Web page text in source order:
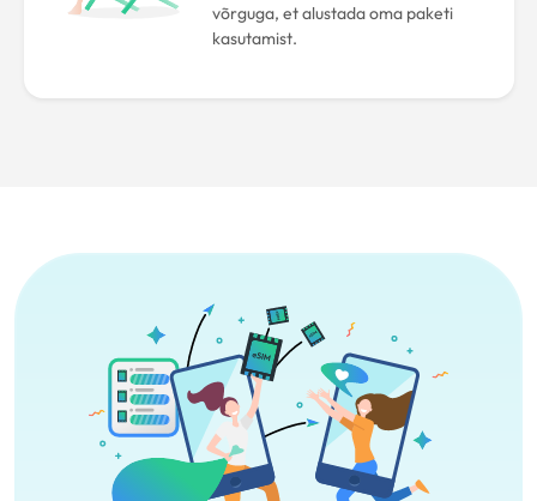
võrguga, et alustada oma paketi
kasutamist.